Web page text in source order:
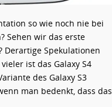
so wie noch nie bei
Sehen wir das erste
Derartige Spekulationen
ist das Galaxy S4
des Galaxy S3
man bedenkt, dass das